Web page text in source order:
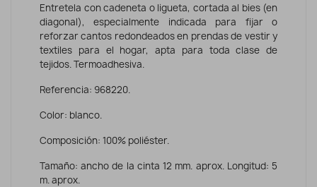
Entretela con cadeneta o ligueta, cortada al bies (en
diagonal), especialmente indicada para fijar o
reforzar cantos redondeados en prendas de vestir y
textiles para el hogar, apta para toda clase de
tejidos. Termoadhesiva.
Referencia: 968220.
Color: blanco.
Composición: 100% poliéster.
Tamaño: ancho de la cinta 12 mm. aprox. Longitud: 5
m. aprox.